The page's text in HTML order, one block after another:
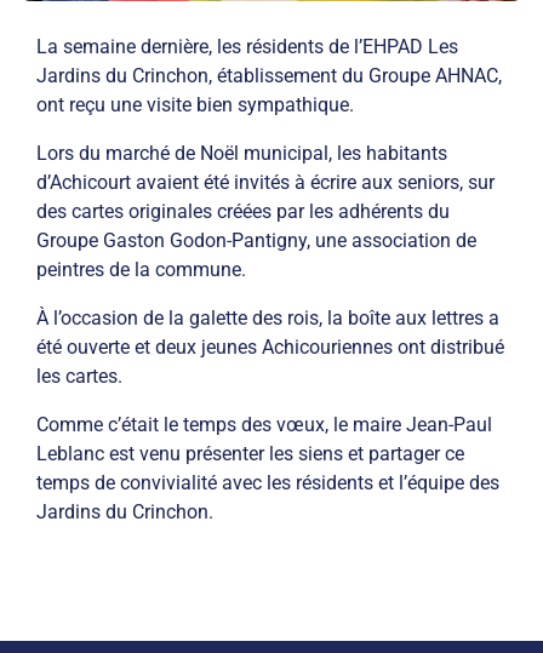
La semaine dernière, les résidents de l’EHPAD Les
Jardins du Crinchon, établissement du Groupe AHNAC,
ont reçu une visite bien sympathique.
Lors du marché de Noël municipal, les habitants
d’Achicourt avaient été invités à écrire aux seniors, sur
des cartes originales créées par les adhérents du
Groupe Gaston Godon-Pantigny, une association de
peintres de la commune.
À l’occasion de la galette des rois, la boîte aux lettres a
été ouverte et deux jeunes Achicouriennes ont distribué
les cartes.
Comme c’était le temps des vœux, le maire Jean-Paul
Leblanc est venu présenter les siens et partager ce
temps de convivialité avec les résidents et l’équipe des
Jardins du Crinchon.